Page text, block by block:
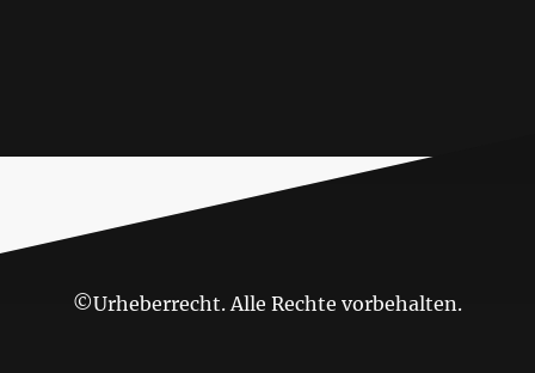
©Urheberrecht. Alle Rechte vorbehalten.